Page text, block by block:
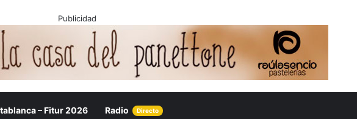
Publicidad
– Fitur 2026 Radio Directo